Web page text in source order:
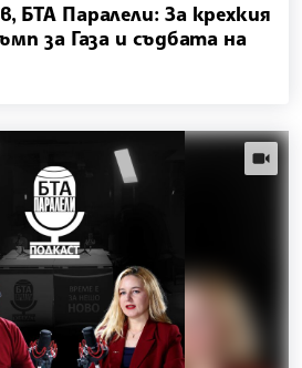
БТА Паралели: За крехкия
за Газа и съдбата на